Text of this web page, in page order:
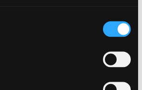
sydd ar gael neu